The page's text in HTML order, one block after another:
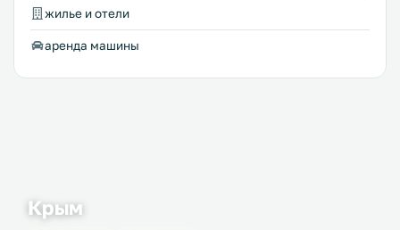
жилье и отели
аренда машины
Крым